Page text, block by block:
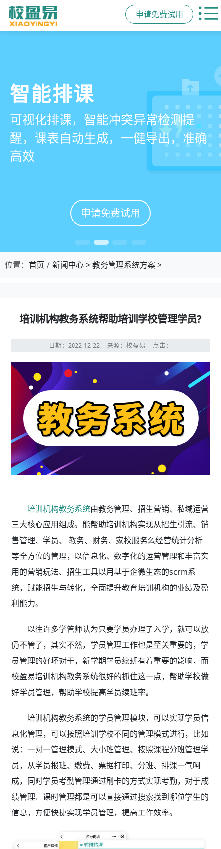
申请免费试用
管学校，用校盈易
培训机构教务管理系
统
有效提升运营管理效率45%
申请免费试用
智能排课
可视化排课，智能冲突异常检测提
醒，课表自动生成，一健导出，准确
高效
申请免费试用
课时统计
学员签到同步扣减课时，老师带课量
自动统计、汇总，数据清晰可查免扯
皮
申请免费试用
家校互动
一部手机链接教师、学员、家长，沟
通互动零距离，服务贴心铸口碑促续
费
申请免费试用
位置： 首页 新闻中心>教务管理系统方案>
培训机构教务系统帮助培训学校管理学员?
日期：2022-12-22 来源：校盈易 点击：
培训机构教务系统由教务管理、招生营销、私域运营
三大核心应用组成。能帮助培训机构实现从招生引流、销
售管理、学员、 教务、财务、家校服务么经营统计分析
等全方位的管理，以信息化、数字化的运营管理和丰富实
用的营销玩法、招生工具以用基于企微生态的scrm系
统，赋能招生与转化，全面提升教育培训机构的业绩及盈
利能力。
以往许多学管师认为只要学员办理了入学，就可以放
仍不管了，其实不然，学员管理工作也是至关重要的，学
员管理的好坏对于，新学期学员续班有着重要的影响，而
校盈易培训机构教务系统很好的抓住这一点，帮助学校做
好学员管理，帮助学校提高学员续班率。
培训机构教务系统的学员管理模块，可以实现学员信
息化管理，可以按照培训学校不同的管理模式进行，比如
说：一对一管理模式、大小班管理、按照课程分班管理学
员，从学员报班、缴费、票据打印、分班、排课一气呵
成，同时学员考勤管理通过刷卡的方式实现考勤，对于成
绩管理、课时管理都是可以直接通过搜索找到哪位学生的
信息，方便快捷实现学员管理，提高工作效率。